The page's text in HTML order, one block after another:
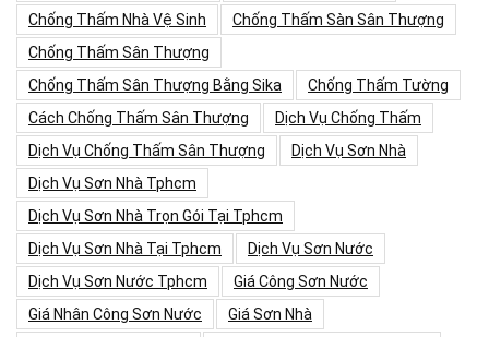
Chống Thấm Nhà Vệ Sinh
Chống Thấm Sàn Sân Thượng
Chống Thấm Sân Thượng
Chống Thấm Sân Thượng Bằng Sika
Chống Thấm Tường
Cách Chống Thấm Sân Thượng
Dịch Vụ Chống Thấm
Dịch Vụ Chống Thấm Sân Thượng
Dịch Vụ Sơn Nhà
Dịch Vụ Sơn Nhà Tphcm
Dịch Vụ Sơn Nhà Trọn Gói Tại Tphcm
Dịch Vụ Sơn Nhà Tại Tphcm
Dịch Vụ Sơn Nước
Dịch Vụ Sơn Nước Tphcm
Giá Công Sơn Nước
Giá Nhân Công Sơn Nước
Giá Sơn Nhà